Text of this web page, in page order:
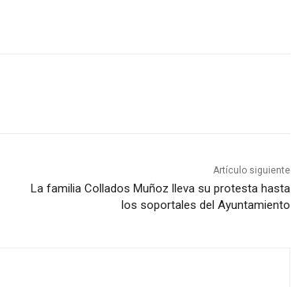
Artículo siguiente
La familia Collados Muñoz lleva su protesta hasta
los soportales del Ayuntamiento